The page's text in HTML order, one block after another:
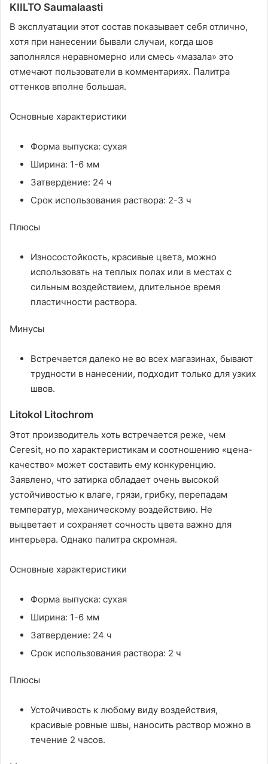
KIILTO Saumalaasti
В эксплуатации этот состав показывает себя отлично,
хотя при нанесении бывали случаи, когда шов
заполнялся неравномерно или смесь «мазала» это
отмечают пользователи в комментариях. Палитра
оттенков вполне большая.
Основные характеристики
Форма выпуска: сухая
Ширина: 1-6 мм
Затвердение: 24 ч
Срок использования раствора: 2-3 ч
Плюсы
Износостойкость, красивые цвета, можно
использовать на теплых полах или в местах с
сильным воздействием, длительное время
пластичности раствора.
Минусы
Встречается далеко не во всех магазинах, бывают
трудности в нанесении, подходит только для узких
швов.
Litokol Litochrom
Этот производитель хоть встречается реже, чем
Ceresit, но по характеристикам и соотношению «цена-
качество» может составить ему конкуренцию.
Заявлено, что затирка обладает очень высокой
устойчивостью к влаге, грязи, грибку, перепадам
температур, механическому воздействию. Не
выцветает и сохраняет сочность цвета важно для
интерьера. Однако палитра скромная.
Основные характеристики
Форма выпуска: сухая
Ширина: 1-6 мм
Затвердение: 24 ч
Срок использования раствора: 2 ч
Плюсы
Устойчивость к любому виду воздействия,
красивые ровные швы, наносить раствор можно в
течение 2 часов.